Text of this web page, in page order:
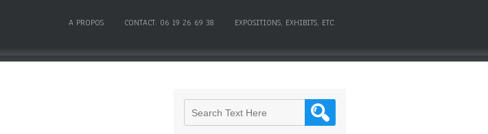
A PROPOS CONTACT: 06 19 26 69 38 EXPOSITIONS, EXHIBITS, ETC.